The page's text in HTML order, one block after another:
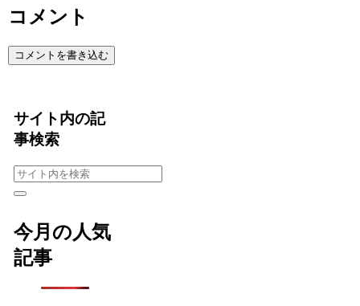
コメント
コメントを書き込む
サイト内の記
事検索
今月の人気
記事